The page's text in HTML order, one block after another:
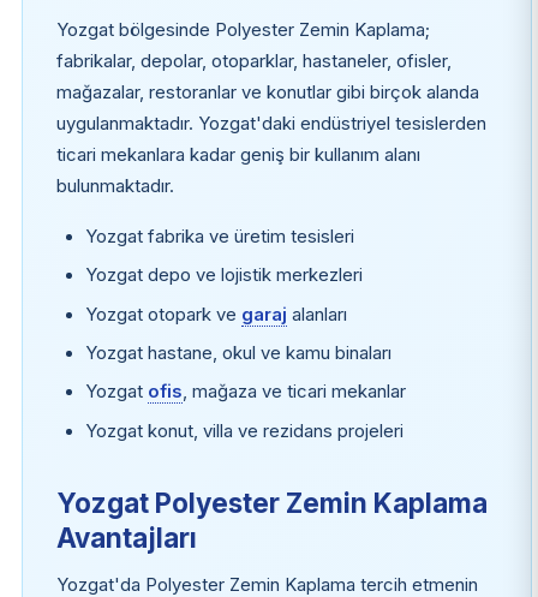
Yozgat bölgesinde Polyester Zemin Kaplama;
fabrikalar, depolar, otoparklar, hastaneler, ofisler,
mağazalar, restoranlar ve konutlar gibi birçok alanda
uygulanmaktadır. Yozgat'daki endüstriyel tesislerden
ticari mekanlara kadar geniş bir kullanım alanı
bulunmaktadır.
Yozgat fabrika ve üretim tesisleri
Yozgat depo ve lojistik merkezleri
Yozgat otopark ve garaj alanları
Yozgat hastane, okul ve kamu binaları
Yozgat ofis, mağaza ve ticari mekanlar
Yozgat konut, villa ve rezidans projeleri
Yozgat Polyester Zemin Kaplama
Avantajları
Yozgat'da Polyester Zemin Kaplama tercih etmenin